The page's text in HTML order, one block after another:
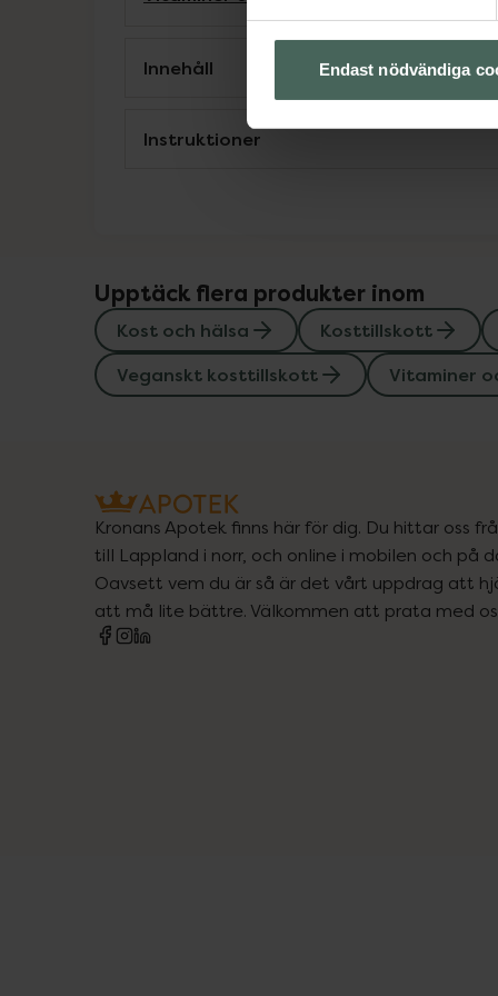
Endast nödvändiga
Innehåll
Instruktioner
Upptäck flera produkter inom
Kost och hälsa Kosttillskott
Veganskt kosttillskott
Vitaminer
Kronans Apotek finns här för dig. Du hittar oss
till Lappland i norr, och online i mobilen och på
Oavsett vem du är så är det vårt uppdrag att
att må lite bättre. Välkommen att prata med